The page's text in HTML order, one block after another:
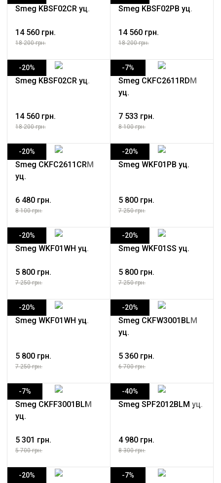
Smeg KBSF02CR уц.
14 560 грн.
18 200 грн.
Smeg KBSF02PB уц.
14 560 грн.
18 200 грн.
-20%
Smeg KBSF02CR уц.
14 560 грн.
18 200 грн.
-7%
Smeg CKFC2611RDM
уц.
7 533 грн.
8 100 грн.
-20%
Smeg CKFC2611CRM
уц.
6 480 грн.
8 100 грн.
-20%
Smeg WKF01PB уц.
5 800 грн.
7 250 грн.
-20%
Smeg WKF01WH уц.
5 800 грн.
7 250 грн.
-20%
Smeg WKF01SS уц.
5 800 грн.
7 250 грн.
-20%
Smeg WKF01WH уц.
5 800 грн.
7 250 грн.
-20%
Smeg CKFW3001BLM
уц.
5 360 грн.
6 700 грн.
-7%
Smeg CKFF3001BLM
уц.
5 301 грн.
5 700 грн.
-40%
Smeg SPF2012BLM уц.
4 980 грн.
8 300 грн.
-20% -7%